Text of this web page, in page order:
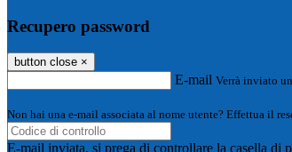
Recupero password
button close ×
E-mail Verrà inviato
Non hai una e-mail associata al nome utente? Effettua il
E-mail inviata, si prega di controllare la casella di